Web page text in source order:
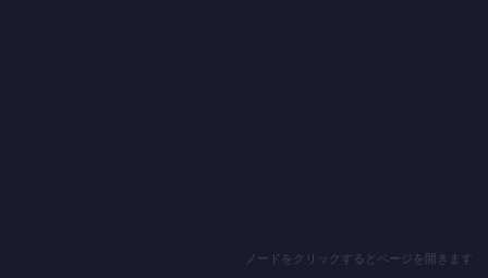
ノードをクリックするとページを開きます